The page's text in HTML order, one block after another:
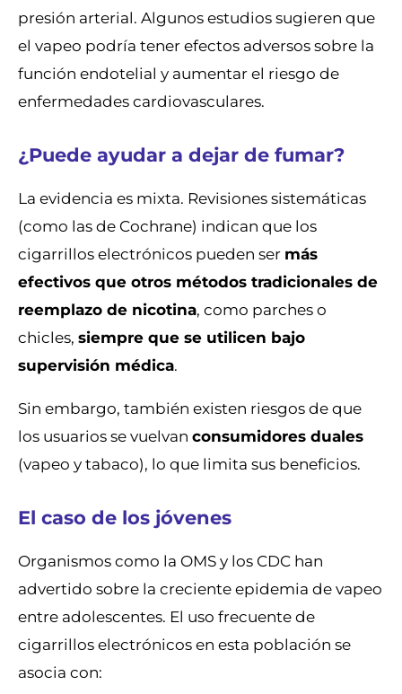
presión arterial. Algunos estudios sugieren que
el vapeo podría tener efectos adversos sobre la
función endotelial y aumentar el riesgo de
enfermedades cardiovasculares.
¿Puede ayudar a dejar de fumar?
La evidencia es mixta. Revisiones sistemáticas
(como las de Cochrane) indican que los
cigarrillos electrónicos pueden ser más
efectivos que otros métodos tradicionales de
reemplazo de nicotina, como parches o
chicles, siempre que se utilicen bajo
supervisión médica.
Sin embargo, también existen riesgos de que
los usuarios se vuelvan consumidores duales
(vapeo y tabaco), lo que limita sus beneficios.
El caso de los jóvenes
Organismos como la OMS y los CDC han
advertido sobre la creciente epidemia de vapeo
entre adolescentes. El uso frecuente de
cigarrillos electrónicos en esta población se
asocia con: